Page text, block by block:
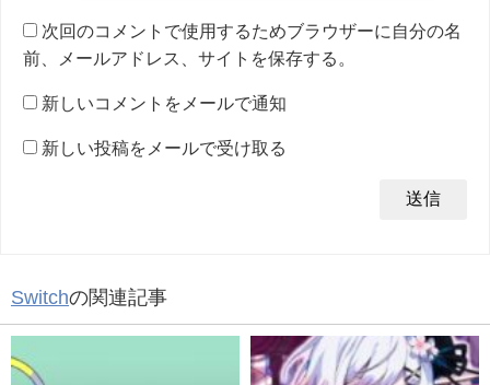
次回のコメントで使用するためブラウザーに自分の名
前、メールアドレス、サイトを保存する。
新しいコメントをメールで通知
新しい投稿をメールで受け取る
Switchの関連記事